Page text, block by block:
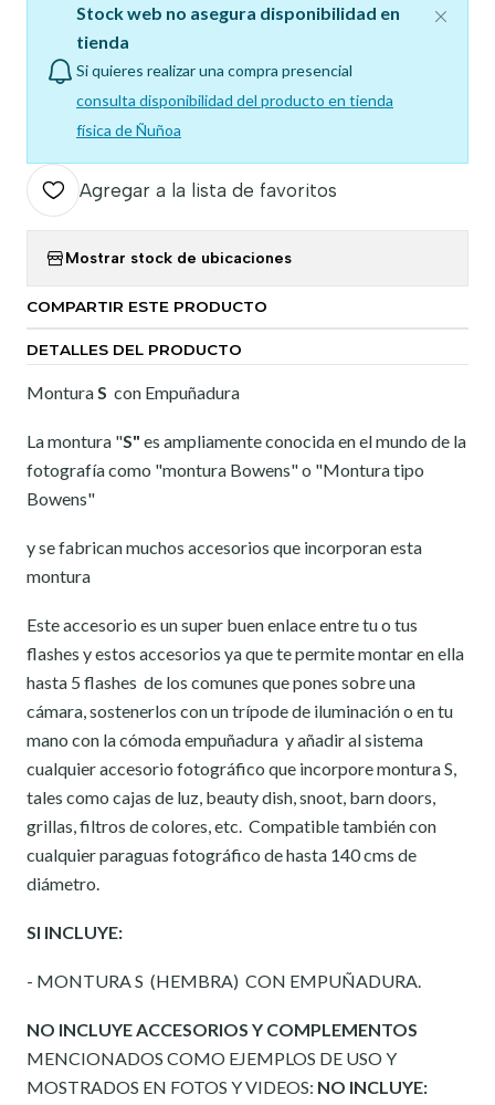
Stock web no asegura disponibilidad en
tienda
Si quieres realizar una compra presencial
consulta disponibilidad del producto en tienda
física de Ñuñoa
Agregar a la lista de favoritos
Mostrar stock de ubicaciones
COMPARTIR ESTE PRODUCTO
DETALLES DEL PRODUCTO
MonturaS con Empuñadura
La montura "S" es ampliamente conocida en el mundo de la
fotografía como "montura Bowens" o "Montura tipo
Bowens"
y se fabrican muchos accesorios que incorporan esta
montura
Este accesorio es un super buen enlace entre tu o tus
flashes y estos accesorios ya que te permite montar en ella
hasta 5 flashes de los comunes que pones sobre una
cámara, sostenerlos con un trípode de iluminación o en tu
mano con la cómoda empuñadura y añadir al sistema
cualquier accesorio fotográfico que incorpore montura S,
tales como cajas de luz, beauty dish, snoot, barn doors,
grillas, filtros de colores, etc. Compatible también con
cualquier paraguas fotográfico de hasta 140 cms de
diámetro.
SI INCLUYE:
- MONTURA S (HEMBRA) CON EMPUÑADURA.
NO INCLUYE ACCESORIOS Y COMPLEMENTOS
MENCIONADOS COMO EJEMPLOS DE USO Y
MOSTRADOS EN FOTOS Y VIDEOS: NO INCLUYE: